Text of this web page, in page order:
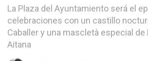
La Plaza del Ayuntamiento será el
celebraciones con un castillo
Caballer y una mascletà especial de
Aitana